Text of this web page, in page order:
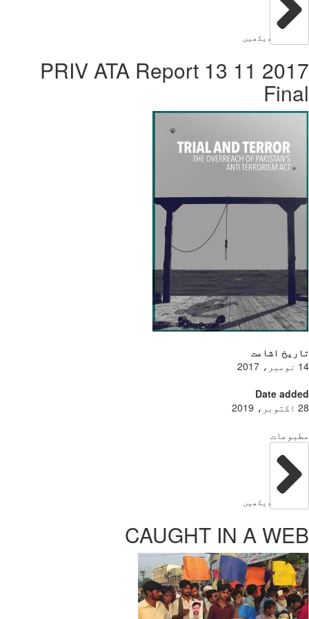
دیکھیں
2017 11 13 PRIV ATA Report
اشاعت
Date
دیکھیں
CAUGHT IN A